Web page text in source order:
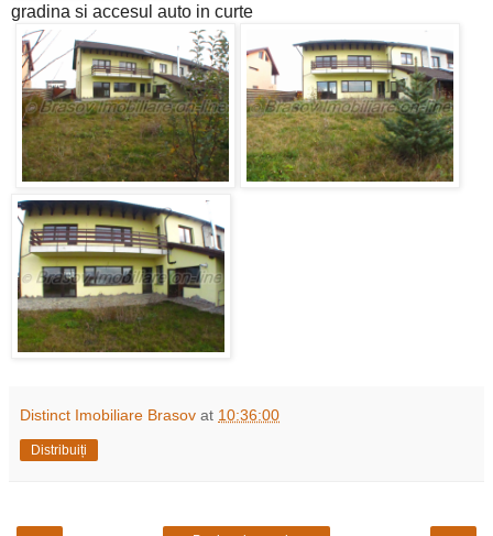
gradina si accesul auto in curte
Distinct Imobiliare Brasov at 10:36:00
Distribuiți